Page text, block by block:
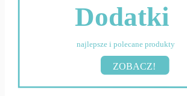
Dodatki
najlepsze i polecane produkty
ZOBACZ!